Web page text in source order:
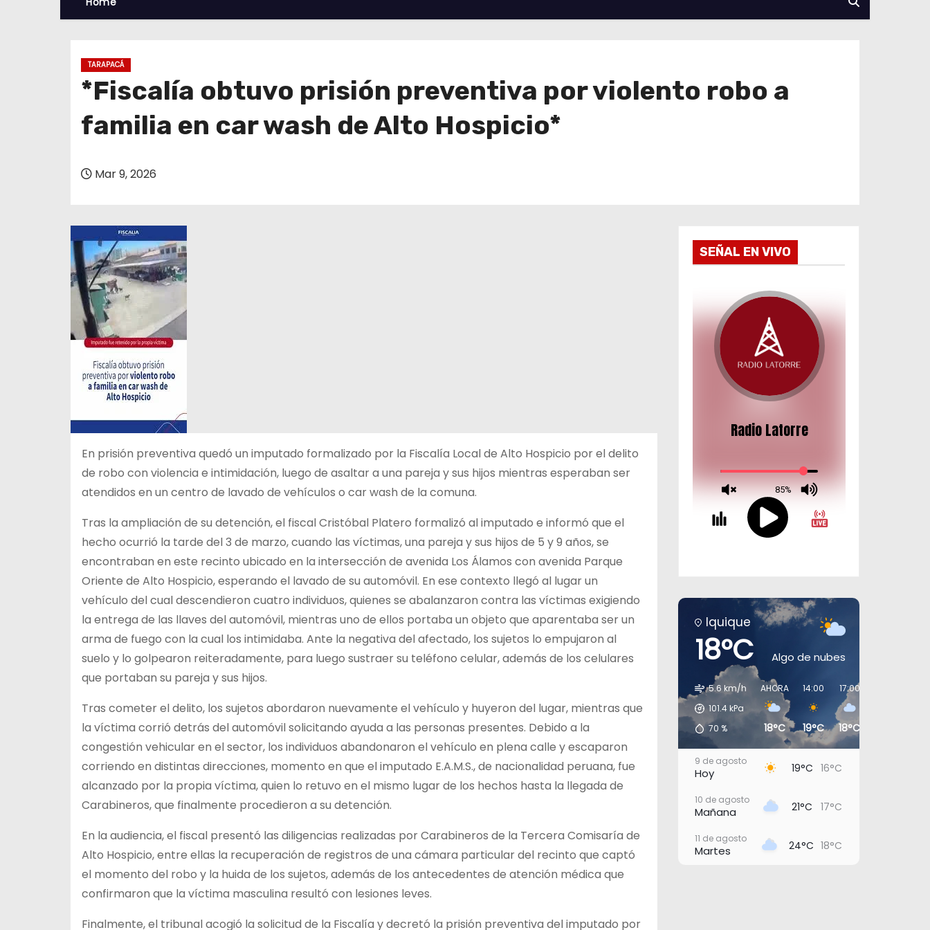
TARAPACÁ
*Fiscalía obtuvo prisión preventiva por violento robo a
familia en car wash de Alto Hospicio*
Mar 9, 2026
En prisión preventiva quedó un imputado formalizado por la Fiscalía Local de Alto Hospicio por el delito
de robo con violencia e intimidación, luego de asaltar a una pareja y sus hijos mientras esperaban ser
atendidos en un centro de lavado de vehículos o car wash de la comuna.
Tras la ampliación de su detención, el fiscal Cristóbal Platero formalizó al imputado e informó que el
hecho ocurrió la tarde del 3 de marzo, cuando las víctimas, una pareja y sus hijos de 5 y 9 años, se
encontraban en este recinto ubicado en la intersección de avenida Los Álamos con avenida Parque
Oriente de Alto Hospicio, esperando el lavado de su automóvil. En ese contexto llegó al lugar un
vehículo del cual descendieron cuatro individuos, quienes se abalanzaron contra las víctimas exigiendo
la entrega de las llaves del automóvil, mientras uno de ellos portaba un objeto que aparentaba ser un
arma de fuego con la cual los intimidaba. Ante la negativa del afectado, los sujetos lo empujaron al
suelo y lo golpearon reiteradamente, para luego sustraer su teléfono celular, además de los celulares
que portaban su pareja y sus hijos.
Tras cometer el delito, los sujetos abordaron nuevamente el vehículo y huyeron del lugar, mientras que
la víctima corrió detrás del automóvil solicitando ayuda a las personas presentes. Debido a la
congestión vehicular en el sector, los individuos abandonaron el vehículo en plena calle y escaparon
corriendo en distintas direcciones, momento en que el imputado E.A.M.S., de nacionalidad peruana, fue
alcanzado por la propia víctima, quien lo retuvo en el mismo lugar de los hechos hasta la llegada de
Carabineros, que finalmente procedieron a su detención.
En la audiencia, el fiscal presentó las diligencias realizadas por Carabineros de la Tercera Comisaría de
Alto Hospicio, entre ellas la recuperación de registros de una cámara particular del recinto que captó
el momento del robo y la huida de los sujetos, además de los antecedentes de atención médica que
confirmaron que la víctima masculina resultó con lesiones leves.
Finalmente, el tribunal acogió la solicitud de la Fiscalía y decretó la prisión preventiva del imputado por
SEÑAL EN VIVO
Iquique
18°C Algo de nubes
5.6 km/h
101.4kPa
70 %
AHORA
18°C
14:00
19°C
17:00
18°C
9 de agosto
Hoy 19°C 16°C
10 de agosto
Mañana 21°C 17°C
11 de agosto
Martes 24°C 18°C